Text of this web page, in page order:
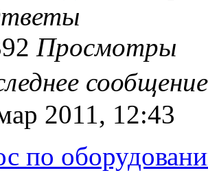
Просмотры
2011, 12:43
по